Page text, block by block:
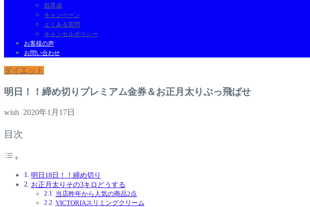
肌育成
キャンペーン
よくある質問
キャンセルポリシー
お客様の声
お問い合わせ
ダイエット
明日！！締め切りプレミアム金券＆お正月太りぶっ飛ばせ
wish 2020年1月17日
目次
明日18日！！締め切り
お正月太りその3キロどうする
当店昨年から人気の商品2点
VICTORIAスリミングクリーム